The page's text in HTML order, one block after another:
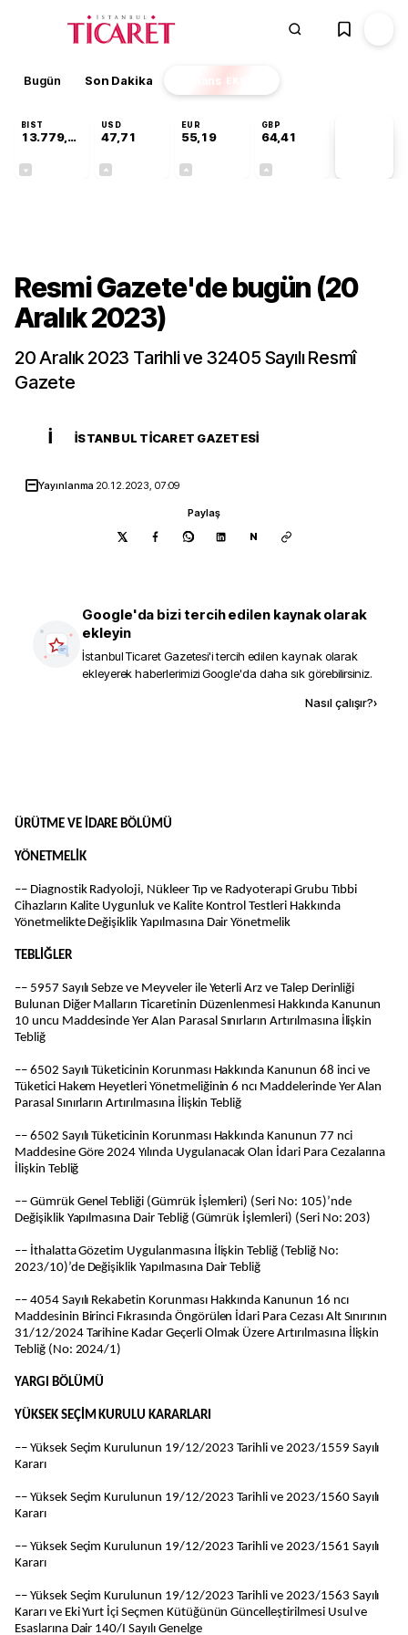
Bugün Son Dakika Finans EKSTRA
BIST
13.779,39
USD
47,71
EUR
55,19
GBP
64,41
Resmi Gazete'de bugün (20
Aralık 2023)
20 Aralık 2023 Tarihli ve 32405 Sayılı Resmî
Gazete
İ İSTANBUL TICARET GAZETESI
Yayınlanma 20.12.2023, 07:09
Paylaş
N
Google'da bizi tercih edilen kaynak olarak
ekleyin
İstanbul Ticaret Gazetesi'i tercih edilen kaynak olarak
ekleyerek haberlerimizi Google'da daha sık görebilirsiniz.
Nasıl çalışır?›
ÜRÜTME VE İDARE BÖLÜMÜ
YÖNETMELİK
–– Diagnostik Radyoloji, Nükleer Tıp ve Radyoterapi Grubu Tıbbi
Cihazların Kalite Uygunluk ve Kalite Kontrol Testleri Hakkında
Yönetmelikte Değişiklik Yapılmasına Dair Yönetmelik
TEBLİĞLER
–– 5957 Sayılı Sebze ve Meyveler ile Yeterli Arz ve Talep Derinliği
Bulunan Diğer Malların Ticaretinin Düzenlenmesi Hakkında Kanunun
10 uncu Maddesinde Yer Alan Parasal Sınırların Artırılmasına İlişkin
Tebliğ
–– 6502 Sayılı Tüketicinin Korunması Hakkında Kanunun 68 inci ve
Tüketici Hakem Heyetleri Yönetmeliğinin 6 ncı Maddelerinde Yer Alan
Parasal Sınırların Artırılmasına İlişkin Tebliğ
–– 6502 Sayılı Tüketicinin Korunması Hakkında Kanunun 77 nci
Maddesine Göre 2024 Yılında Uygulanacak Olan İdari Para Cezalarına
İlişkin Tebliğ
–– Gümrük Genel Tebliği (Gümrük İşlemleri) (Seri No: 105)’nde
Değişiklik Yapılmasına Dair Tebliğ (Gümrük İşlemleri) (Seri No: 203)
–– İthalatta Gözetim Uygulanmasına İlişkin Tebliğ (Tebliğ No:
2023/10)’de Değişiklik Yapılmasına Dair Tebliğ
–– 4054 Sayılı Rekabetin Korunması Hakkında Kanunun 16 ncı
Maddesinin Birinci Fıkrasında Öngörülen İdari Para Cezası Alt Sınırının
31/12/2024 Tarihine Kadar Geçerli Olmak Üzere Artırılmasına İlişkin
Tebliğ (No: 2024/1)
YARGI BÖLÜMÜ
YÜKSEK SEÇİM KURULU KARARLARI
–– Yüksek Seçim Kurulunun 19/12/2023 Tarihli ve 2023/1559 Sayılı
Kararı
–– Yüksek Seçim Kurulunun 19/12/2023 Tarihli ve 2023/1560 Sayılı
Kararı
–– Yüksek Seçim Kurulunun 19/12/2023 Tarihli ve 2023/1561 Sayılı
Kararı
–– Yüksek Seçim Kurulunun 19/12/2023 Tarihli ve 2023/1563 Sayılı
Kararı ve Eki Yurt İçi Seçmen Kütüğünün Güncelleştirilmesi Usul ve
Esaslarına Dair 140/I Sayılı Genelge